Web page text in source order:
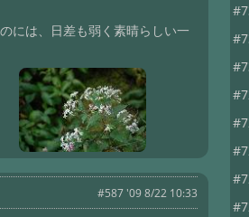
には、日差も弱く素晴らしい一
#587 '09 8/22 10:33